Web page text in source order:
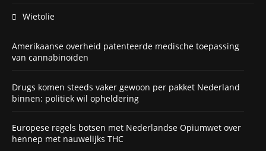
Wietolie
Amerikaanse overheid patenteerde medische toepassing
van cannabinoïden
Drugs komen steeds vaker gewoon per pakket Nederland
binnen: politiek wil opheldering
Europese regels botsen met Nederlandse Opiumwet over
hennep met nauwelijks THC